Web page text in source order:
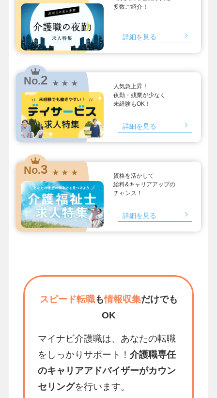
多数ご紹介！
詳細を見る
No.2 ★ ★ ★
人気急上昇！
夜勤・残業が少なく
未経験もOK！
詳細を見る
No.3 ★ ★ ★
資格を活かして
給料&キャリアアップの
チャンス！
詳細を見る
スピード転職も情報収集だけでも
OK
マイナビ介護職は、あなたの転職
をしっかりサポート！ 介護職専任
のキャリアアドバイザーがカウン
セリングを行います。